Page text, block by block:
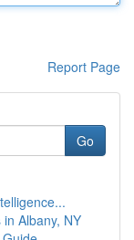
Report Page
Go
Albany, NY